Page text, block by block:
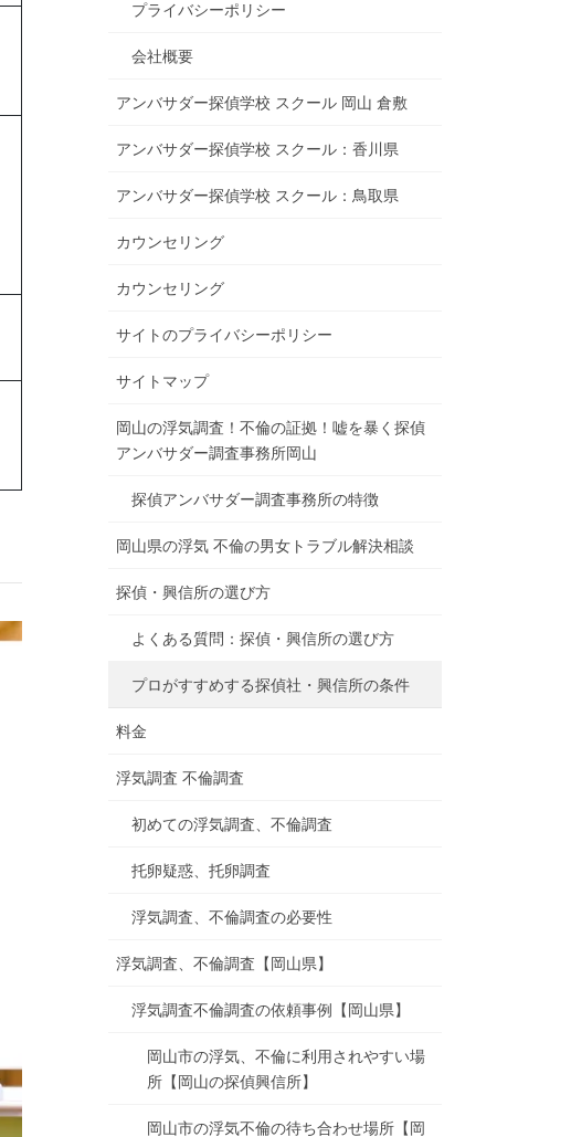
プライバシーポリシー
会社概要
アンバサダー探偵学校 スクール 岡山 倉敷
アンバサダー探偵学校 スクール：香川県
アンバサダー探偵学校 スクール：鳥取県
カウンセリング
カウンセリング
サイトのプライバシーポリシー
サイトマップ
岡山の浮気調査！不倫の証拠！嘘を暴く探偵
アンバサダー調査事務所岡山
探偵アンバサダー調査事務所の特徴
岡山県の浮気 不倫の男女トラブル解決相談
探偵・興信所の選び方
よくある質問：探偵・興信所の選び方
プロがすすめする探偵社・興信所の条件
料金
浮気調査 不倫調査
初めての浮気調査、不倫調査
托卵疑惑、托卵調査
浮気調査、不倫調査の必要性
浮気調査、不倫調査【岡山県】
浮気調査不倫調査の依頼事例【岡山県】
岡山市の浮気、不倫に利用されやすい場
所【岡山の探偵興信所】
岡山市の浮気不倫の待ち合わせ場所【岡